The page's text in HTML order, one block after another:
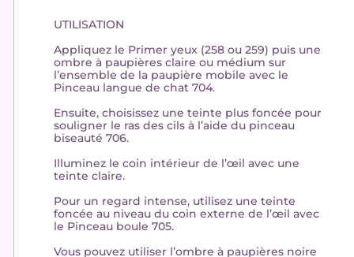
UTILISATION
Appliquez le Primer yeux (258 ou 259) puis une
ombre à paupières claire ou médium sur
l’ensemble de la paupière mobile avec le
Pinceau langue de chat 704.
Ensuite,choisissez une teinte plus foncée pour
souligner le ras des cils à l’aide du pinceau
biseauté 706.
Illuminez le coin intérieur de l’œil avec une
teinte claire.
Pour un regard intense, utilisez une teinte
foncée au niveau du coin externe de l’œil avec
le Pinceau boule 705.
Vous pouvez utiliser l’ombre à paupières noire